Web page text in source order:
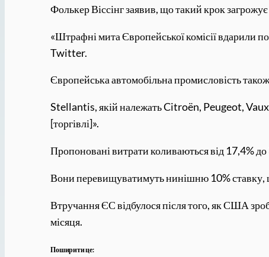
Фолькер Віссінг заявив, що такий крок
«Штрафні мита Європейської комісії вдарили
Twitter.
Європейська автомобільна промисловість
Stellantis, якій належать Citroën, Peugeot,
[торгівлі]».
Пропоновані витрати коливаються від 17,4%
Вони перевищуватимуть нинішню 10% ставку,
Втручання ЄС відбулося після того, як США
місяця.
Поширити це: